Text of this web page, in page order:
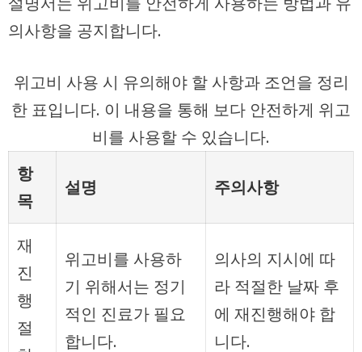
의사항을 공지합니다.
위고비 사용 시 유의해야 할 사항과 조언을 정리
한 표입니다. 이 내용을 통해 보다 안전하게 위고
비를 사용할 수 있습니다.
항
목
설명 주의사항
재
진
행
절
위고비를 사용하
기 위해서는 정기
적인 진료가 필요
합니다.
의사의 지시에 따
라 적절한 날짜 후
에 재진행해야 합
니다.